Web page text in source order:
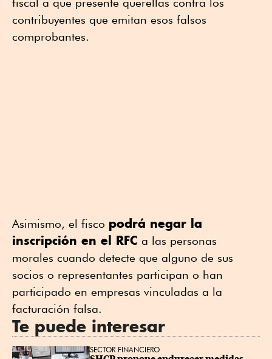
fiscal a que presente querellas contra los
contribuyentes que emitan esos falsos
comprobantes.
Asimismo, el fisco podrá negar la
inscripción en el RFC a las personas
morales cuando detecte que alguno de sus
socios o representantes participan o han
participado en empresas vinculadas a la
facturación falsa.
Te puede interesar
SECTOR FINANCIERO